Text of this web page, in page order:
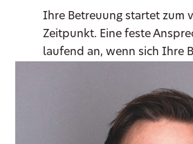
Ihre Betreuung startet zum
Zeitpunkt. Eine feste
laufend an, wenn sich Ihre